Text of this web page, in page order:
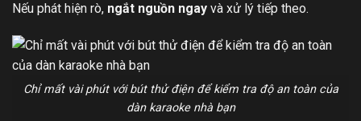
Nếu phát hiện rò, ngắt nguồn ngay và xử lý tiếp theo.
Chỉ mất vài phút với bút thử điện để kiểm tra độ an toàn của
dàn karaoke nhà bạn